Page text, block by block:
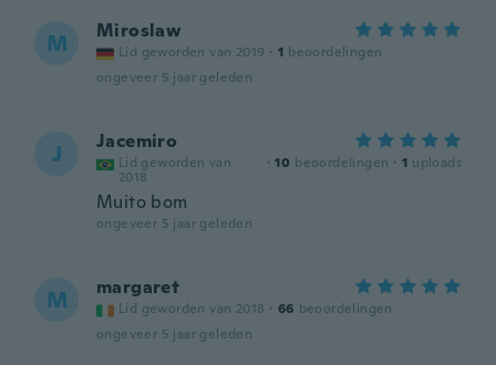
M Miroslaw
Lid geworden van 2019 · 1 beoordelingen
ongeveer 5 jaar geleden
J Jacemiro
Lid geworden van
2018
· 10 beoordelingen · 1 uploads
Muito bom
ongeveer 5 jaar geleden
M margaret
Lid geworden van 2018 · 66 beoordelingen
ongeveer 5 jaar geleden